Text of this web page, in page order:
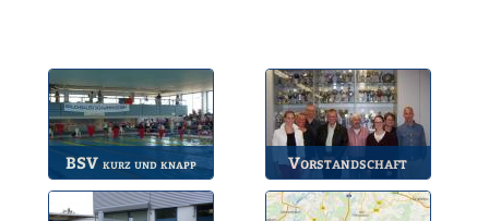
BSV kurz und knapp
Die wichtigsten Infos
zum BSV.
Vorstandschaft
Unsere amtierende
Vorstandschaft.